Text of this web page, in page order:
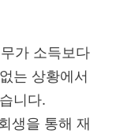
가 소득보다
는 상황에서
니다.
생을 통해 재